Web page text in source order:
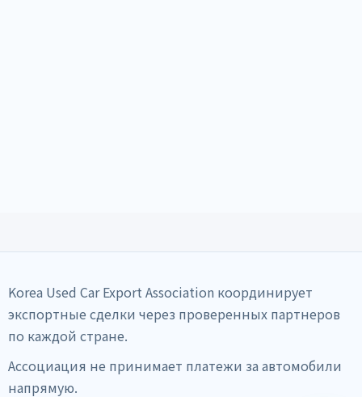
Korea Used Car Export Association координирует
экспортные сделки через проверенных партнеров
по каждой стране.
Ассоциация не принимает платежи за автомобили
напрямую.